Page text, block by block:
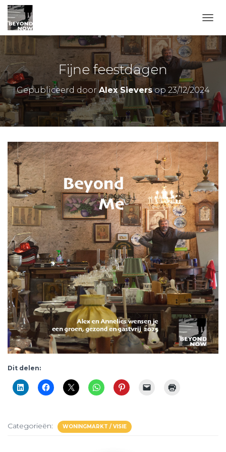
Fijne feestdagen
Gepubliceerd door Alex Sieversop 23/12/2024
Dit delen:
Categorieën: WONINGMARKT / VISIE